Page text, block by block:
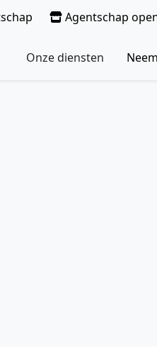
Agentschap
Onze diensten